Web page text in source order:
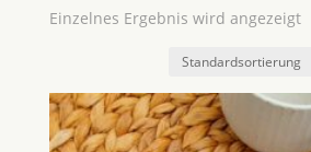
Einzelnes Ergebnis wird angezeigt